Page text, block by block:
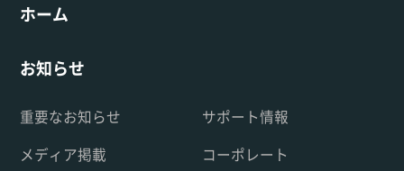
ホーム
お知らせ
重要なお知らせ
サポート情報
メディア掲載
コーポレート